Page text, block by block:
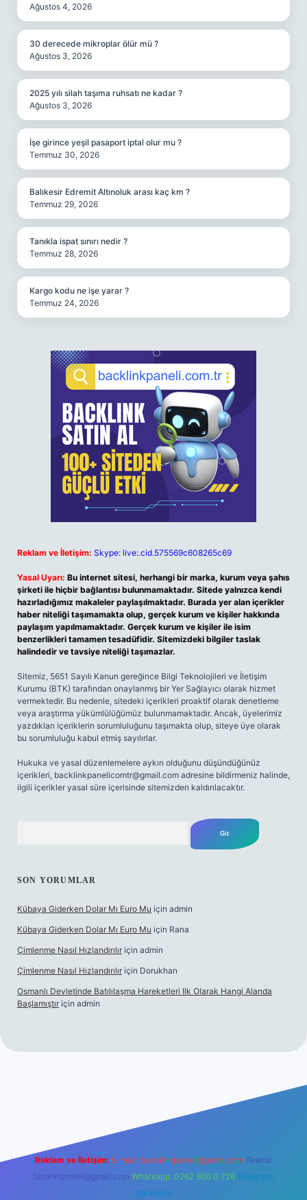
Ağustos 4, 2026
30 derecede mikroplar ölür mü ?
Ağustos 3, 2026
2025 yılı silah taşıma ruhsatı ne kadar ?
Ağustos 3, 2026
İşe girince yeşil pasaport iptal olur mu ?
Temmuz 30, 2026
Balıkesir Edremit Altınoluk arası kaç km ?
Temmuz 29, 2026
Tanıkla ispat sınırı nedir ?
Temmuz 28, 2026
Kargo kodu ne işe yarar ?
Temmuz 24, 2026
Reklam ve İletişim: Skype: live:.cid.575569c608265c69
Yasal Uyarı: Bu internet sitesi, herhangi bir marka, kurum veya şahıs
şirketi ile hiçbir bağlantısı bulunmamaktadır. Sitede yalnızca kendi
hazırladığımız makaleler paylaşılmaktadır. Burada yer alan içerikler
haber niteliği taşımamakta olup, gerçek kurum ve kişiler hakkında
paylaşım yapılmamaktadır. Gerçek kurum ve kişiler ile isim
benzerlikleri tamamen tesadüfidir. Sitemizdeki bilgiler taslak
halindedir ve tavsiye niteliği taşımazlar.
Sitemiz, 5651 Sayılı Kanun gereğince Bilgi Teknolojileri ve İletişim
Kurumu (BTK) tarafından onaylanmış bir Yer Sağlayıcı olarak hizmet
vermektedir. Bu nedenle, sitedeki içerikleri proaktif olarak denetleme
veya araştırma yükümlülüğümüz bulunmamaktadır. Ancak, üyelerimiz
yazdıkları içeriklerin sorumluluğunu taşımakta olup, siteye üye olarak
bu sorumluluğu kabul etmiş sayılırlar.
Hukuka ve yasal düzenlemelere aykırı olduğunu düşündüğünüz
içerikleri, backlinkpanelicomtr@gmail.com adresine bildirmeniz halinde,
ilgili içerikler yasal süre içerisinde sitemizden kaldırılacaktır.
SON YORUMLAR
Kübaya Giderken Dolar Mı Euro Mu için admin
Kübaya Giderken Dolar Mı Euro Mu için Rana
Çimlenme Nasıl Hızlandırılır için admin
Çimlenme Nasıl Hızlandırılır için Dorukhan
Osmanlı Devletinde Batılılaşma Hareketleri Ilk Olarak Hangi Alanda
Başlamıştır için admin
Reklam ve İletişim: E-mail: backlinkpaneli@gmail.com Teams:
forumhizmeti@gmail.com Whatsapp: 0262 606 0 726 Telegram:
@karabul